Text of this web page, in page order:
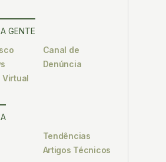
GENTE
Virtual
Canal de
Denúncia
Tendências
Artigos Técnicos